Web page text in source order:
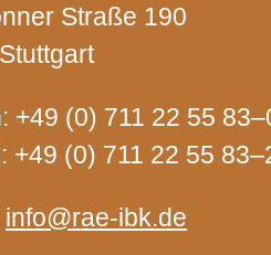
Stra­ße 190
+49 (0) 711 22 55
+49 (0) 711 22 55
info@rae-ibk.de